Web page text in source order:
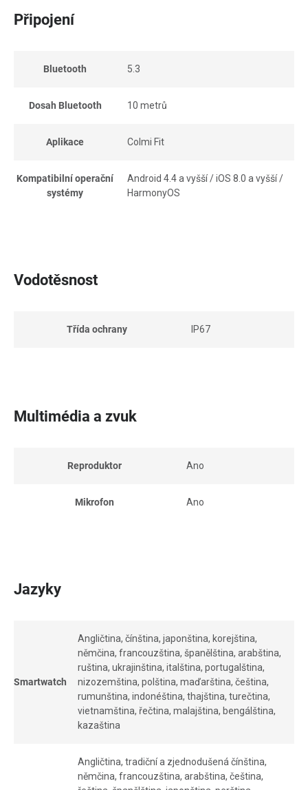
Připojení
Bluetooth 5.3
Dosah Bluetooth 10 metrů
Aplikace Colmi Fit
Kompatibilní operační
systémy
Android 4.4 a vyšší / iOS 8.0 a vyšší /
HarmonyOS
Vodotěsnost
Třída ochrany IP67
Multimédia a zvuk
Reproduktor Ano
Mikrofon Ano
Jazyky
Smartwatch
Angličtina, čínština, japonština, korejština,
němčina, francouzština, španělština, arabština,
ruština, ukrajinština, italština, portugalština,
nizozemština, polština, maďarština, čeština,
rumunština, indonéština, thajština, turečtina,
vietnamština, řečtina, malajština, bengálština,
kazaština
Angličtina, tradiční a zjednodušená čínština,
němčina, francouzština, arabština, čeština,